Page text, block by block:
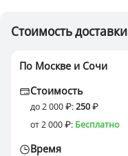
Стоимость доставки
По Москве и Сочи
Стоимость
до 2 000 :250
от 2 000
: Бесплатно
Время